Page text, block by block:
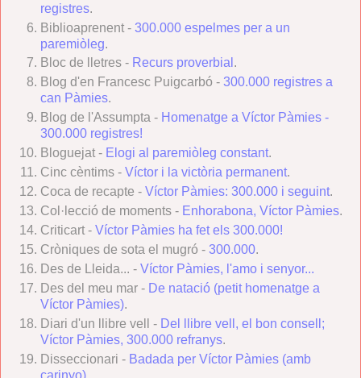
registres.
Biblioaprenent - 300.000 espelmes per a un
paremiòleg.
Bloc de lletres - Recurs proverbial .
Blog d'en Francesc Puigcarbó - 300.000 registres a
can Pàmies.
Blog de l'Assumpta - Homenatge a Víctor Pàmies -
300.000 registres!
Bloguejat - Elogi al paremiòleg constant.
Cinc cèntims - Víctor i la victòria permanent.
Coca de recapte - Víctor Pàmies: 300.000 i seguint.
Col·lecció de moments - Enhorabona, Víctor Pàmies.
Criticart - Víctor Pàmies ha fet els 300.000!
Cròniques de sota el mugró - 300.000.
Des de Lleida... - Víctor Pàmies, l'amo i senyor...
Des del meu mar - De natació (petit homenatge a
Víctor Pàmies).
Diari d'un llibre vell - Del llibre vell, el bon consell;
Víctor Pàmies, 300.000 refranys.
Disseccionari - Badada per Víctor Pàmies (amb
carinyo).